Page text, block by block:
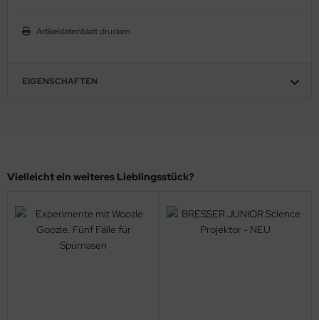
Artikeldatenblatt drucken
EIGENSCHAFTEN
Vielleicht ein weiteres Lieblingsstück?